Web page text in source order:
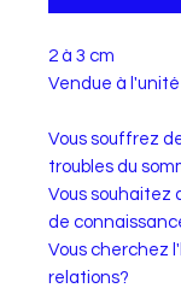
2 à 3 cm
Vendue à l'unité
Vous souffrez
troubles du
Vous souhaitez
de
Vous cherchez
relations?